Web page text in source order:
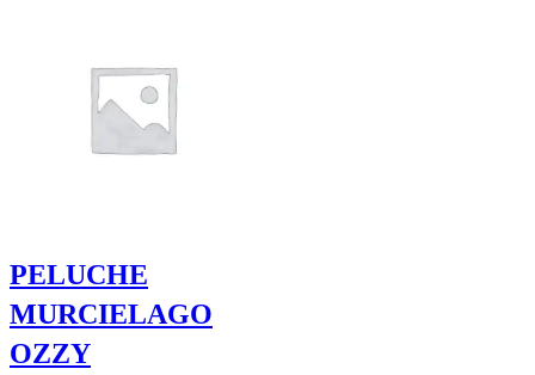
PELUCHE
MURCIELAGO
OZZY